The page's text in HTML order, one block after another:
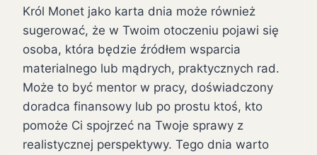
Król Monet jako karta dnia może również
sugerować, że w Twoim otoczeniu pojawi się
osoba, która będzie źródłem wsparcia
materialnego lub mądrych, praktycznych rad.
Może to być mentor w pracy, doświadczony
doradca finansowy lub po prostu ktoś, kto
pomoże Ci spojrzeć na Twoje sprawy z
realistycznej perspektywy. Tego dnia warto